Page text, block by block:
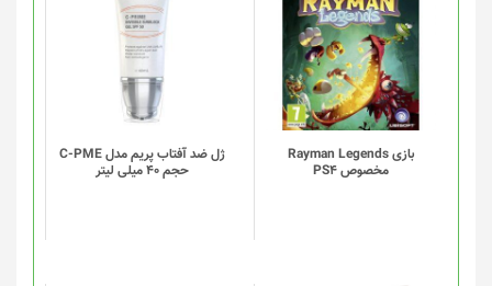
بازی Rayman Legends
مخصوص PS4
ژل ضد آفتاب پریم مدل C-PME
حجم 40 میلی لیتر